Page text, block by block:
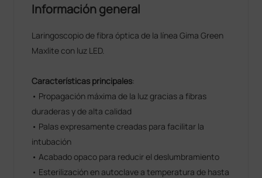
Información general
Laringoscopio de fibra óptica de la línea Gima Green
Maxlite con luz LED.
Características principales:
• Propagación máxima de la luz gracias a fibras
duraderas y de alta calidad
• Palas expresamente creadas para facilitar la
intubación
• Acabado opaco para reducir el deslumbramiento
• Esterilización en autoclave a temperatura de hasta